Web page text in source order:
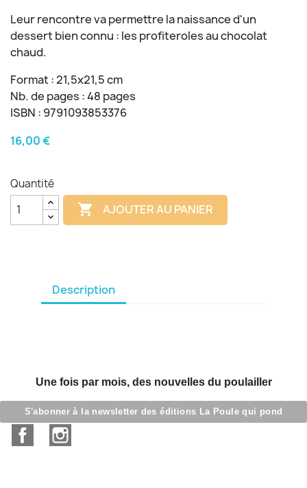
Leur rencontre va permettre la naissance d'un
dessert bien connu : les profiteroles au chocolat
chaud.
Format : 21,5x21,5 cm
Nb. de pages : 48 pages
ISBN : 9791093853376
16,00 €
Quantité
 AJOUTER AU PANIER
Description
Une fois par mois, des nouvelles du poulailler
S'abonner à la newsletter des éditions La Poule qui pond
Facebook